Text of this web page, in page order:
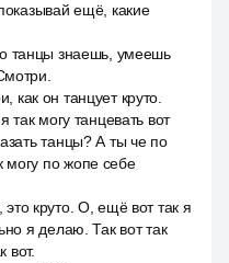
ещё, какие
танцы знаешь, умеешь
он танцует круто.
так могу танцевать вот
танцы? А ты че по
могу по жопе себе
круто. О, ещё вот так я
я делаю. Так вот так
вот.